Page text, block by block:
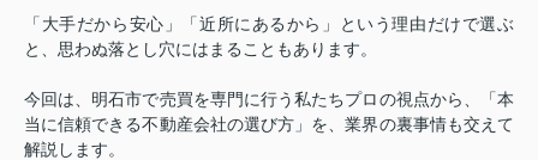
「大手だから安心」「近所にあるから」という理由だけで選ぶ
と、思わぬ落とし穴にはまることもあります。
今回は、明石市で売買を専門に行う私たちプロの視点から、「本
当に信頼できる不動産会社の選び方」を、業界の裏事情も交えて
解説します。